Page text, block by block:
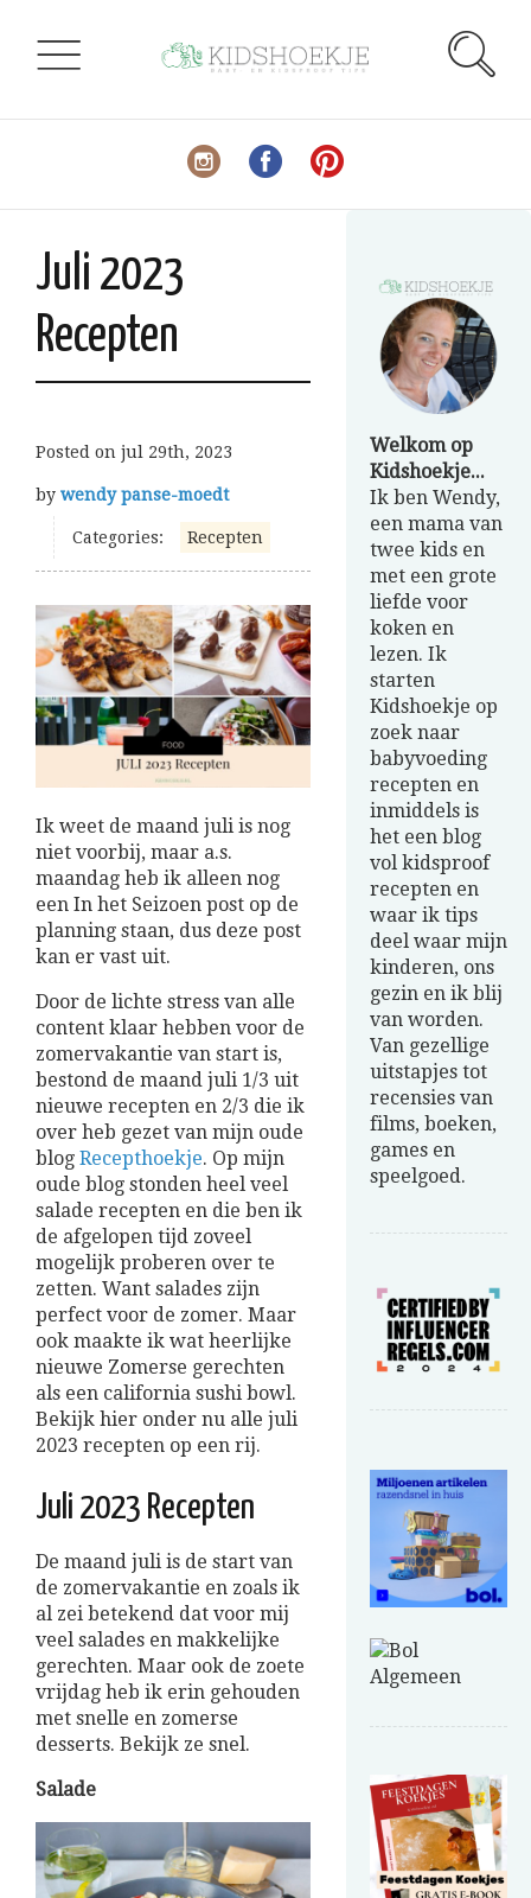
Juli 2023
Recepten
Posted on jul 29th, 2023
by wendy panse-moedt
Categories: Recepten
Ik weet de maand juli is nog
niet voorbij, maar a.s.
maandag heb ik alleen nog
een In het Seizoen post op de
planning staan, dus deze post
kan er vast uit.
Door de lichte stress van alle
content klaar hebben voor de
zomervakantie van start is,
bestond de maand juli 1/3 uit
nieuwe recepten en 2/3 die ik
over heb gezet van mijn oude
blog Recepthoekje. Op mijn
oude blog stonden heel veel
salade recepten en die ben ik
de afgelopen tijd zoveel
mogelijk proberen over te
zetten. Want salades zijn
perfect voor de zomer. Maar
ook maakte ik wat heerlijke
nieuwe Zomerse gerechten
als een california sushi bowl.
Bekijk hier onder nu alle juli
2023 recepten op een rij.
Juli 2023 Recepten
De maand juli is de start van
de zomervakantie en zoals ik
al zei betekend dat voor mij
veel salades en makkelijke
gerechten. Maar ook de zoete
vrijdag heb ik erin gehouden
met snelle en zomerse
desserts. Bekijk ze snel.
Salade
Welkom op
Kidshoekje...
Ik ben Wendy,
een mama van
twee kids en
met een grote
liefde voor
koken en
lezen. Ik
starten
Kidshoekje op
zoek naar
babyvoeding
recepten en
inmiddels is
het een blog
vol kidsproof
recepten en
waar ik tips
deel waar mijn
kinderen, ons
gezin en ik blij
van worden.
Van gezellige
uitstapjes tot
recensies van
films, boeken,
games en
speelgoed.